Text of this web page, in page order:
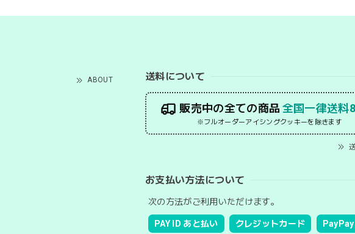
ABOUT 送料について
販売中の全ての商品 全国一律送料
※フルオーダーアイシングクッキーを除きます
お支払い方法について
次の方法がご利用いただけます。
PAY ID あと払い クレジットカード PayPay